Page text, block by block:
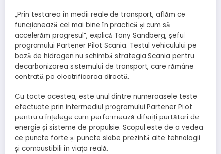
„Prin testarea în medii reale de transport, aflăm ce
funcționează cel mai bine în practică și cum să
accelerăm progresul”, explică Tony Sandberg, șeful
programului Partener Pilot Scania. Testul vehiculului pe
bază de hidrogen nu schimbă strategia Scania pentru
decarbonizarea sistemului de transport, care rămâne
centrată pe electrificarea directă.
Cu toate acestea, este unul dintre numeroasele teste
efectuate prin intermediul programului Partener Pilot
pentru a înțelege cum performează diferiți purtători de
energie și sisteme de propulsie. Scopul este de a vedea
ce puncte forte și puncte slabe prezintă alte tehnologii
și combustibili în viața reală.